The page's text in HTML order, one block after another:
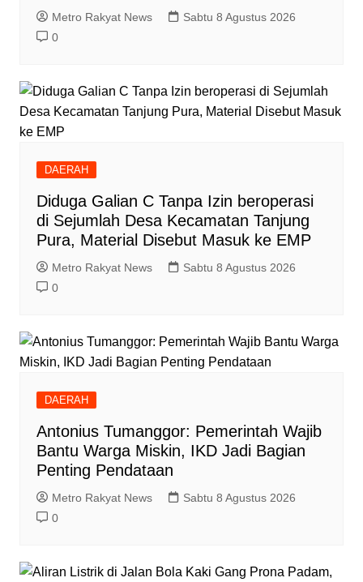
Metro Rakyat News
Sabtu 8 Agustus 2026
0
DAERAH
Diduga Galian C Tanpa Izin beroperasi
di Sejumlah Desa Kecamatan Tanjung
Pura, Material Disebut Masuk ke EMP
Metro Rakyat News
Sabtu 8 Agustus 2026
0
DAERAH
Antonius Tumanggor: Pemerintah Wajib
Bantu Warga Miskin, IKD Jadi Bagian
Penting Pendataan
Metro Rakyat News
Sabtu 8 Agustus 2026
0